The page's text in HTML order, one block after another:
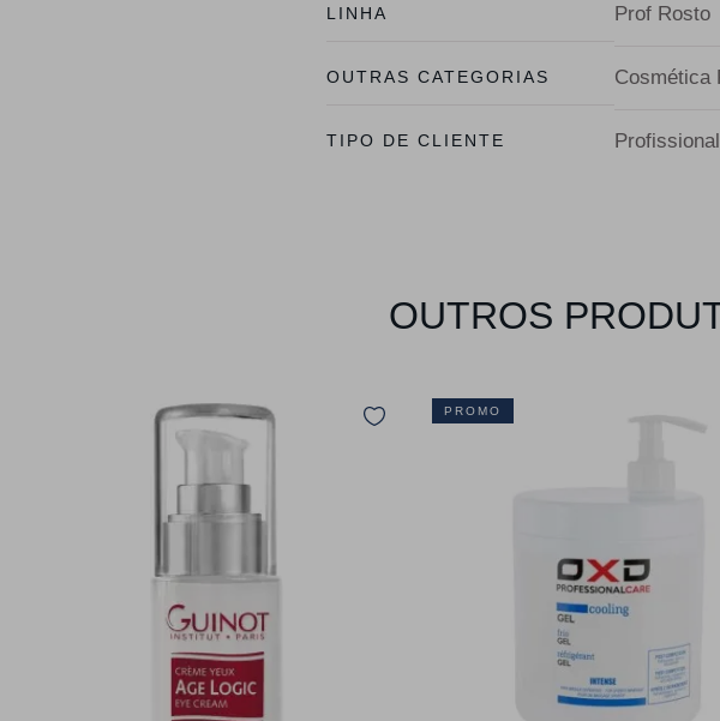
LINHA Prof Rosto
OUTRAS CATEGORIAS Cosmética
TIPO DE CLIENTE Profissional
OUTROS
PROMO